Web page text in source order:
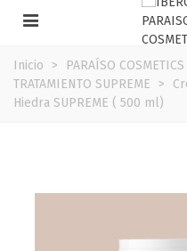
Inicio > PARAÍSO COSMETICS
TRATAMIENTO SUPREME >
Hiedra SUPREME ( 500 ml)